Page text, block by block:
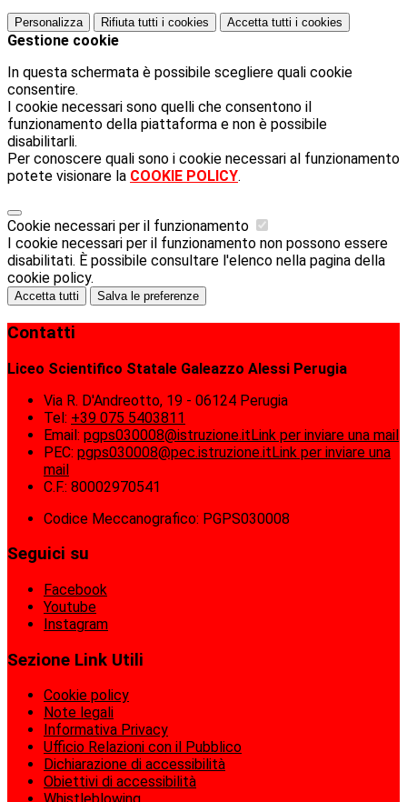
Personalizza Rifiuta tutti i cookies Accetta tutti i cookies
Gestione cookie
In questa schermata è possibile scegliere quali cookie
consentire.
I cookie necessari sono quelli che consentono il
funzionamento della piattaforma e non è possibile
disabilitarli.
Per conoscere quali sono i cookie necessari al funzionamento
potete visionare la COOKIE POLICY.
Cookie necessari per il funzionamento
I cookie necessari per il funzionamento non possono essere
disabilitati. È possibile consultare l'elenco nella pagina della
cookie policy.
Accetta tutti Salva le preferenze
Contatti
Liceo Scientifico Statale Galeazzo Alessi Perugia
Via R. D'Andreotto, 19 - 06124 Perugia
Tel: +39 075 5403811
Email: pgps030008@istruzione.itLink per inviare una mail
PEC: pgps030008@pec.istruzione.itLink per inviare una
mail
C.F.: 80002970541
Codice Meccanografico: PGPS030008
Seguici su
Facebook
Youtube
Instagram
Sezione Link Utili
Cookie policy
Note legali
Informativa Privacy
Ufficio Relazioni con il Pubblico
Dichiarazione di accessibilità
Obiettivi di accessibilità